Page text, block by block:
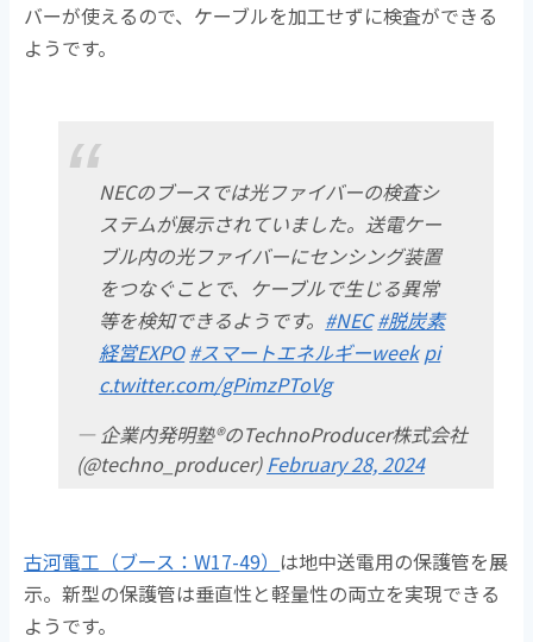
バーが使えるので、ケーブルを加工せずに検査ができる
ようです。
NECのブースでは光ファイバーの検査シ
ステムが展示されていました。送電ケー
ブル内の光ファイバーにセンシング装置
をつなぐことで、ケーブルで生じる異常
等を検知できるようです。 #NEC #脱炭素
経営EXPO #スマートエネルギーweek pi
c.twitter.com/gPimzPToVg
— 企業内発明塾®のTechnoProducer株式会社
(@techno_producer)February 28, 2024
古河電工（ブース：W17-49） は地中送電用の保護管を展
示。新型の保護管は垂直性と軽量性の両立を実現できる
ようです。